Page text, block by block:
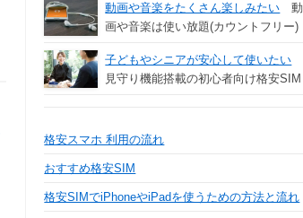
動画や音楽をたくさん楽しみたい 動
画や音楽は使い放題(カウントフリー)
子どもやシニアが安心して使いたい
見守り機能搭載の初心者向け格安SIM
格安スマホ 利用の流れ
おすすめ格安SIM
格安SIMでiPhoneやiPadを使うための方法と流れ